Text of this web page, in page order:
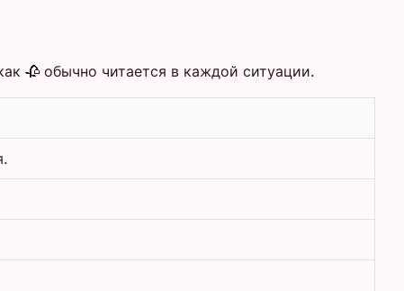
🥀 обычно читается в каждой ситуации.